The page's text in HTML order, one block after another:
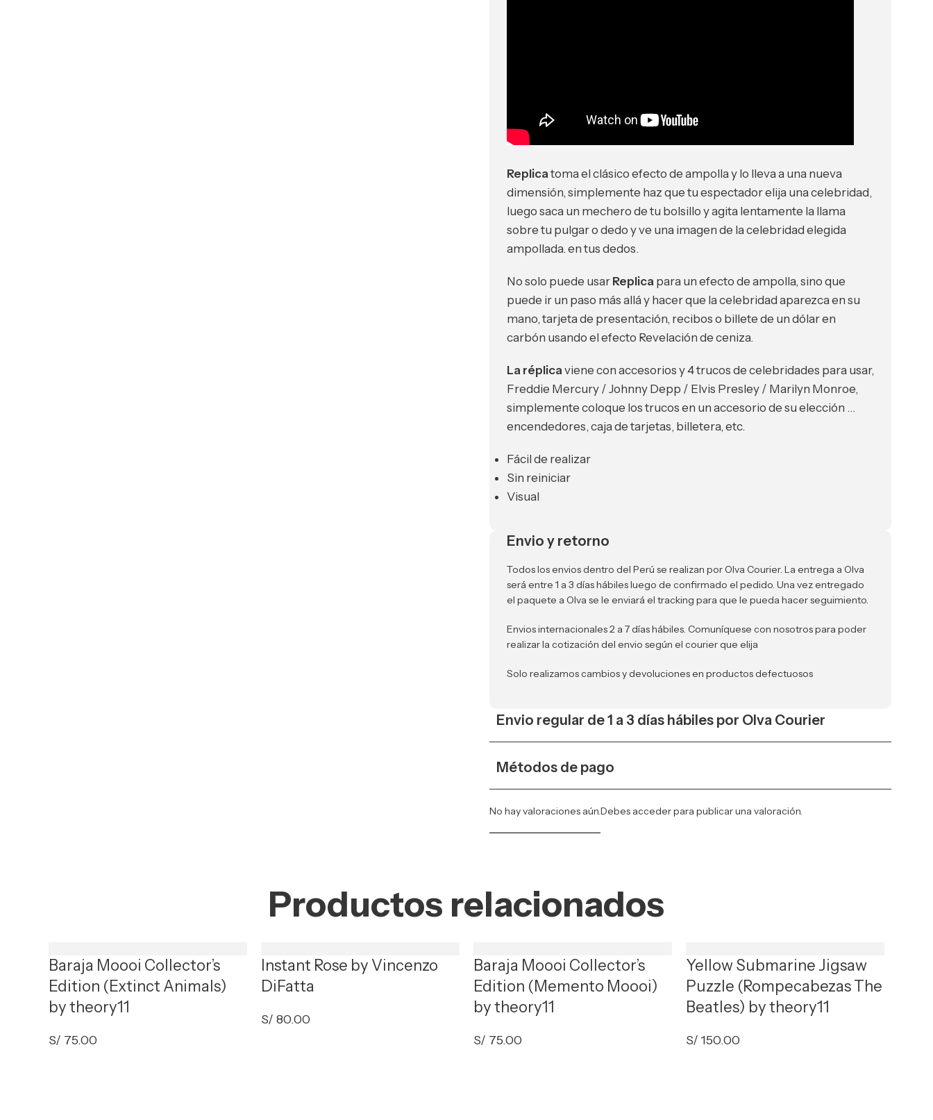
Replica toma el clásico efecto de ampolla y lo lleva a una nueva
dimensión, simplemente haz que tu espectador elija una celebridad,
luego saca un mechero de tu bolsillo y agita lentamente la llama
sobre tu pulgar o dedo y ve una imagen de la celebridad elegida
ampollada. en tus dedos.
No solo puede usar Replica para un efecto de ampolla, sino que
puede ir un paso más allá y hacer que la celebridad aparezca en su
mano, tarjeta de presentación, recibos o billete de un dólar en
carbón usando el efecto Revelación de ceniza.
La réplica viene con accesorios y 4 trucos de celebridades para usar,
Freddie Mercury / Johnny Depp / Elvis Presley / Marilyn Monroe,
simplemente coloque los trucos en un accesorio de su elección …
encendedores, caja de tarjetas, billetera, etc.
Fácil de realizar
Sin reiniciar
Visual
Envio y retorno
Todos los envios dentro del Perú se realizan por Olva Courier. La entrega a Olva
será entre 1 a 3 días hábiles luego de confirmado el pedido. Una vez entregado
el paquete a Olva se le enviará el tracking para que le pueda hacer seguimiento.
Envios internacionales 2 a 7 días hábiles. Comuníquese con nosotros para poder
realizar la cotización del envio según el courier que elija
Solo realizamos cambios y devoluciones en productos defectuosos
Envio regular de 1 a 3 días hábiles por Olva Courier
Métodos de pago
No hay valoraciones aún.Debes accederpara publicar una valoración.
Productos relacionados
Baraja Moooi Collector’s
Edition (Extinct Animals)
by theory11
S/ 75.00
Instant Rose by Vincenzo
DiFatta
S/ 80.00
Baraja Moooi Collector’s
Edition (Memento Moooi)
by theory11
S/ 75.00
Yellow Submarine Jigsaw
Puzzle (Rompecabezas The
Beatles) by theory11
S/ 150.00